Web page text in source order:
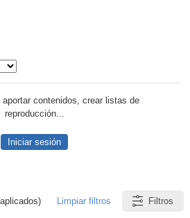
aportar contenidos, crear listas de
reproducción...
Iniciar sesión
Limpiar filtros Filtros